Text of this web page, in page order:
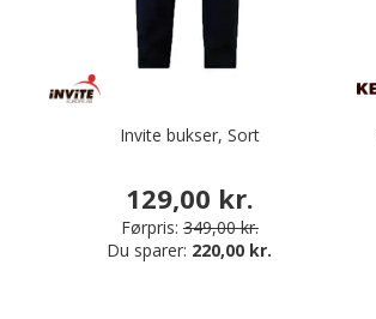
Invite bukser, Sort
129,00 kr.
Førpris: 349,00 kr.
Du sparer: 220,00 kr.